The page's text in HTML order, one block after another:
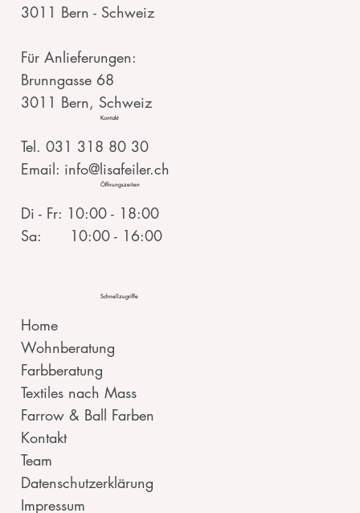
3011 Bern - Schweiz
Für Anlieferungen:
Brunngasse 68
3011 Bern, Schweiz
Kontakt
Tel. 031 318 80 30
Email: info@lisafeiler.ch
Öffnungszeiten
Di - Fr: 10:00 - 18:00
Sa: 10:00 - 16:00
Schnellzugriffe
Home
Wohnberatung
Farbberatung
Textiles nach Mass
Farrow & Ball Farben
Kontakt
Team
Datenschutzerklärung
Impressum